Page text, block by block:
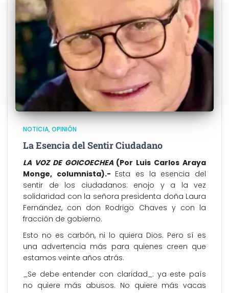
NOTICIA OPINIÓN
La Esencia del Sentir Ciudadano
LA VOZ DE GOICOECHEA(Por Luis Carlos Araya
Monge, columnista).- Esta es la esencia del
sentir de los ciudadanos: enojo y a la vez
solidaridad con la señora presidenta doña Laura
Fernández, con don Rodrigo Chaves y con la
fracción de gobierno.
Esto no es carbón, ni lo quiera Dios. Pero sí es
una advertencia más para quienes creen que
estamos veinte años atrás.
_Se debe entender con claridad_: ya este país
no quiere más abusos. No quiere más vacas